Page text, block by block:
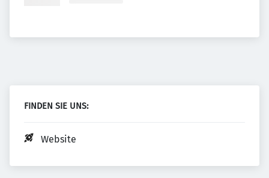
FINDEN SIE UNS:
Website